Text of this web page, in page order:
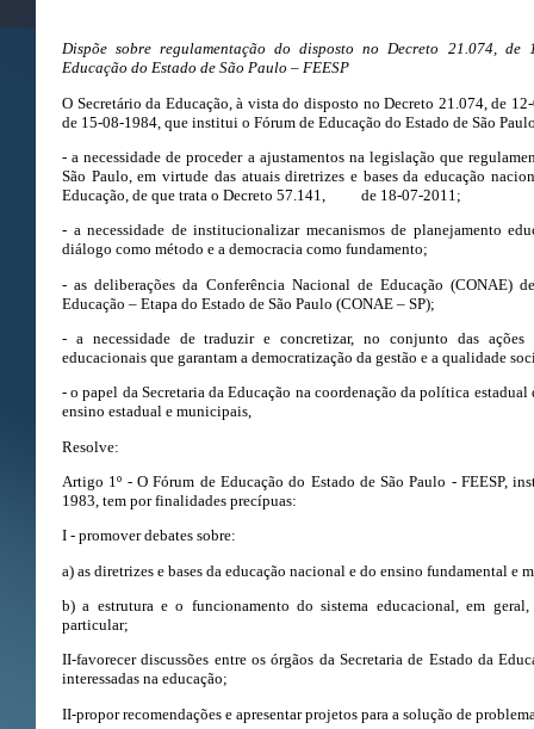
Dispõe sobre regulamentação do disposto no Decreto 21.074,
Educação do Estado de São Paulo – FEESP
O Secretário da Educação, à vista do disposto no Decreto 21.074, de
de 15-08-1984, que institui o Fórum de Educação do Estado de São
- a necessidade de proceder a ajustamentos na legislação que
São Paulo, em virtude das atuais diretrizes e bases da educação
Educação, de que trata o Decreto 57.141, de 18-07-2011;
- a necessidade de institucionalizar mecanismos de planejamento
diálogo como método e a democracia como fundamento;
- as deliberações da Conferência Nacional de Educação (CONAE)
Educação – Etapa do Estado de São Paulo (CONAE – SP);
- a necessidade de traduzir e concretizar, no conjunto das ações
educacionais que garantam a democratização da gestão e a qualidade
- o papel da Secretaria da Educação na coordenação da política
ensino estadual e municipais,
Resolve:
Artigo 1º - O Fórum de Educação do Estado de São Paulo - FEESP,
1983, tem por finalidades precípuas:
I - promover debates sobre:
a) as diretrizes e bases da educação nacional e do ensino fundamental e
b) a estrutura e o funcionamento do sistema educacional, em
particular;
II-favorecer discussões entre os órgãos da Secretaria de Estado da
interessadas na educação;
II-propor recomendações e apresentar projetos para a solução de